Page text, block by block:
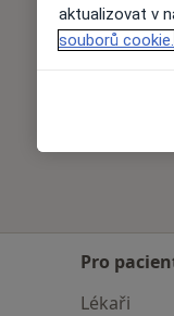
Pro
Lékaři
aktualizovat v
souborů cookie.